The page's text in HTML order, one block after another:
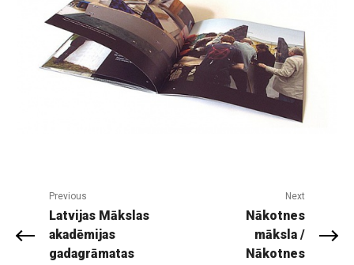
Previous
Latvijas Mākslas
akadēmijas
gadagrāmatas
Next
Nākotnes
māksla /
Nākotnes